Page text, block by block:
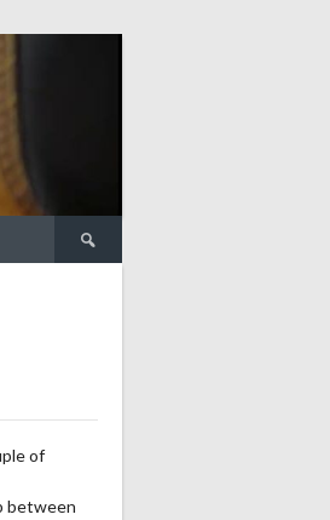
Rechercher :
of
between